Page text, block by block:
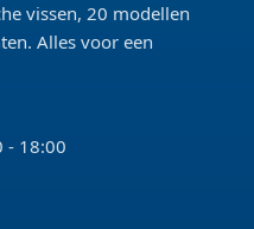
vissen, 20 modellen
Alles voor een
- 18:00